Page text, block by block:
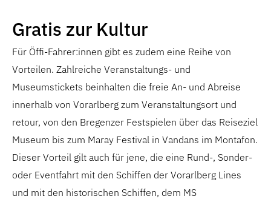
Gratis zur Kultur
Für Öffi-Fahrer:innen gibt es zudem eine Reihe von
Vorteilen. Zahlreiche Veranstaltungs- und
Museumstickets beinhalten die freie An- und Abreise
innerhalb von Vorarlberg zum Veranstaltungsort und
retour, von den Bregenzer Festspielen über das Reiseziel
Museum bis zum Maray Festival in Vandans im Montafon.
Dieser Vorteil gilt auch für jene, die eine Rund-, Sonder-
oder Eventfahrt mit den Schiffen der Vorarlberg Lines
und mit den historischen Schiffen, dem MS